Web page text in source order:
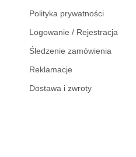
Polityka prywatności
Logowanie / Rejestracja
Śledzenie zamówienia
Reklamacje
Dostawa i zwroty